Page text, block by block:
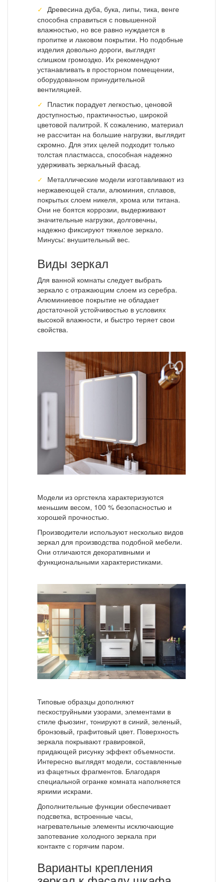
Древесина дуба, бука, липы, тика, венге
способна справиться с повышенной
влажностью, но все равно нуждается в
пропитке и лаковом покрытии. Но подобные
изделия довольно дороги, выглядят
слишком громоздко. Их рекомендуют
устанавливать в просторном помещении,
оборудованном принудительной
вентиляцией.
Пластик порадует легкостью, ценовой
доступностью, практичностью, широкой
цветовой палитрой. К сожалению, материал
не рассчитан на большие нагрузки, выглядит
скромно. Для этих целей подходит только
толстая пластмасса, способная надежно
удерживать зеркальный фасад.
Металлические модели изготавливают из
нержавеющей стали, алюминия, сплавов,
покрытых слоем никеля, хрома или титана.
Они не боятся коррозии, выдерживают
значительные нагрузки, долговечны,
надежно фиксируют тяжелое зеркало.
Минусы: внушительный вес.
Виды зеркал
Для ванной комнаты следует выбрать
зеркало с отражающим слоем из серебра.
Алюминиевое покрытие не обладает
достаточной устойчивостью в условиях
высокой влажности, и быстро теряет свои
свойства.
Модели из оргстекла характеризуются
меньшим весом, 100 % безопасностью и
хорошей прочностью.
Производители используют несколько видов
зеркал для производства подобной мебели.
Они отличаются декоративными и
функциональными характеристиками.
Типовые образцы дополняют
пескоструйными узорами, элементами в
стиле фьюзинг, тонируют в синий, зеленый,
бронзовый, графитовый цвет. Поверхность
зеркала покрывают гравировкой,
придающей рисунку эффект объемности.
Интересно выглядят модели, составленные
из фацетных фрагментов. Благодаря
специальной огранке комната наполняется
яркими искрами.
Дополнительные функции обеспечивает
подсветка, встроенные часы,
нагревательные элементы исключающие
запотевание холодного зеркала при
контакте с горячим паром.
Варианты крепления